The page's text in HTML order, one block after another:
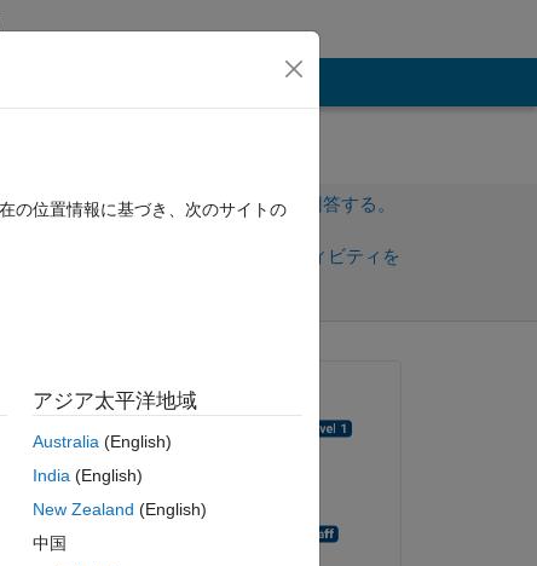
サインインしてこの質問に回答する。
サインインしてアクティビティを
質問済み:
2019 年 10 月 22 日
回答済み:
の位置情報に基づき、次のサイトの
アジア太平洋地域
Australia(English)
India(English)
New Zealand (English)
中国